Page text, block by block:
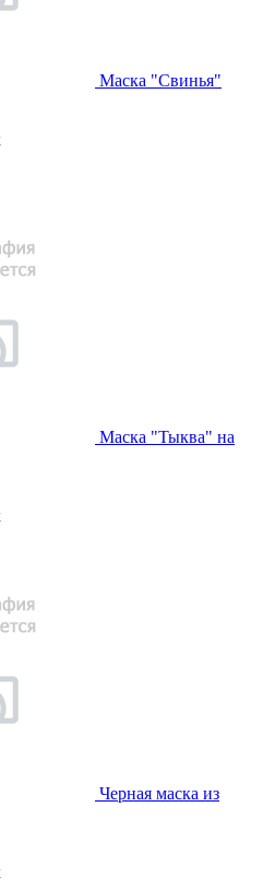
Маска "Свинья"
Маска "Тыква" на
Черная маска из